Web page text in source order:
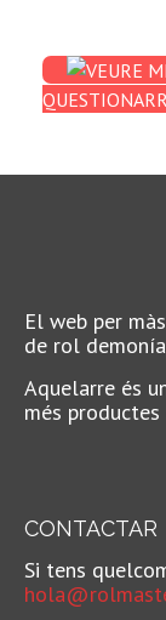
El web per
de rol
Aquelarre és
més
CONTACTAR
Si tens